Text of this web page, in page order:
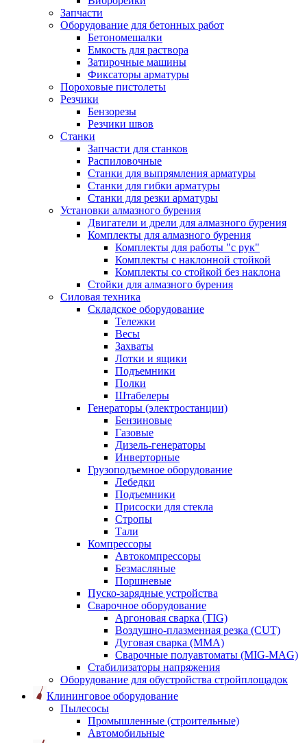
Запчасти
Оборудование для бетонных работ
Бетономешалки
Емкость для раствора
Затирочные машины
Фиксаторы арматуры
Пороховые пистолеты
Резчики
Бензорезы
Резчики швов
Станки
Запчасти для станков
Распиловочные
Станки для выпрямления арматуры
Станки для гибки арматуры
Станки для резки арматуры
Установки алмазного бурения
Двигатели и дрели для алмазного бурения
Комплекты для алмазного бурения
Комплекты для работы "с рук"
Комплекты с наклонной стойкой
Комплекты со стойкой без наклона
Стойки для алмазного бурения
Силовая техника
Складское оборудование
Тележки
Весы
Захваты
Лотки и ящики
Подъемники
Полки
Штабелеры
Генераторы (электростанции)
Бензиновые
Газовые
Дизель-генераторы
Инверторные
Грузоподъемное оборудование
Лебедки
Подъемники
Присоски для стекла
Стропы
Тали
Компрессоры
Автокомпрессоры
Безмасляные
Поршневые
Пуско-зарядные устройства
Сварочное оборудование
Аргоновая сварка (TIG)
Воздушно-плазменная резка (CUT)
Дуговая сварка (ММА)
Сварочные полуавтоматы (MIG-MAG)
Стабилизаторы напряжения
Оборудование для обустройства стройплощадок
Клининговое оборудование
Пылесосы
Промышленные (строительные)
Автомобильные